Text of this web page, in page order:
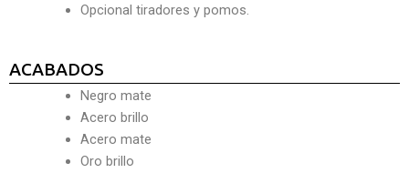
Opcional tiradores y pomos.
ACABADOS
Negro mate
Acero brillo
Acero mate
Oro brillo